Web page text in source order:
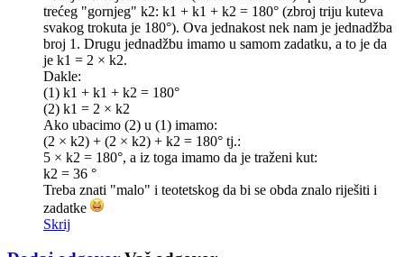
trećeg "gornjeg" k2: k1 + k1 + k2 = 180° (zbroj triju kuteva
svakog trokuta je 180°). Ova jednakost nek nam je jednadžba
broj 1. Drugu jednadžbu imamo u samom zadatku, a to je da
je k1 = 2 × k2.
Dakle:
(1) k1 + k1 + k2 = 180°
(2) k1 = 2 × k2
Ako ubacimo (2) u (1) imamo:
(2 × k2) + (2 × k2) + k2 = 180° tj.:
5 × k2 = 180°, a iz toga imamo da je traženi kut:
k2 = 36 °
Treba znati "malo" i teotetskog da bi se obda znalo riješiti i
zadatke
Skrij